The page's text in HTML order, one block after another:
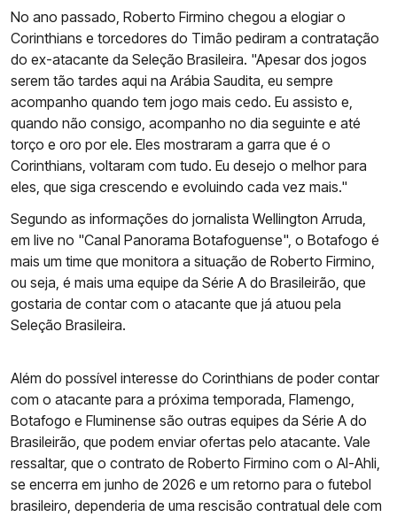
No ano passado, Roberto Firmino chegou a elogiar o
Corinthians e torcedores do Timão pediram a contratação
do ex-atacante da Seleção Brasileira. "Apesar dos jogos
serem tão tardes aqui na Arábia Saudita, eu sempre
acompanho quando tem jogo mais cedo. Eu assisto e,
quando não consigo, acompanho no dia seguinte e até
torço e oro por ele. Eles mostraram a garra que é o
Corinthians, voltaram com tudo. Eu desejo o melhor para
eles, que siga crescendo e evoluindo cada vez mais."
Segundo as informações do jornalista Wellington Arruda,
em live no "Canal Panorama Botafoguense", o Botafogo é
mais um time que monitora a situação de Roberto Firmino,
ou seja, é mais uma equipe da Série A do Brasileirão, que
gostaria de contar com o atacante que já atuou pela
Seleção Brasileira.
Além do possível interesse do Corinthians de poder contar
com o atacante para a próxima temporada, Flamengo,
Botafogo e Fluminense são outras equipes da Série A do
Brasileirão, que podem enviar ofertas pelo atacante. Vale
ressaltar, que o contrato de Roberto Firmino com o Al-Ahli,
se encerra em junho de 2026 e um retorno para o futebol
brasileiro, dependeria de uma rescisão contratual dele com